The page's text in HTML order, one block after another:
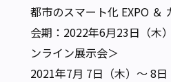
都市のスマート化 EXPO ＆
会期：2022年6月23日（木
ンライン展示会＞
2021年7月 7日（木）〜 8